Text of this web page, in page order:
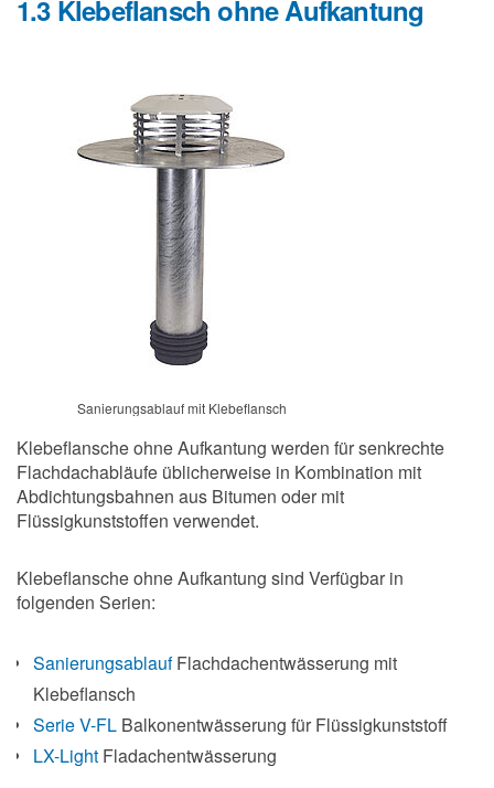
1.3 Klebeflansch ohne Aufkantung
Sanierungsablauf mit Klebeflansch
Klebeflansche ohne Aufkantung werden für senkrechte
Flachdachabläufe üblicherweise in Kombination mit
Abdichtungsbahnen aus Bitumen oder mit
Flüssigkunststoffen verwendet.
Klebeflansche ohne Aufkantung sind Verfügbar in
folgenden Serien:
SanierungsablaufFlachdachentwässerung mit
Klebeflansch
Serie V-FL Balkonentwässerung für Flüssigkunststoff
LX-Light Fladachentwässerung